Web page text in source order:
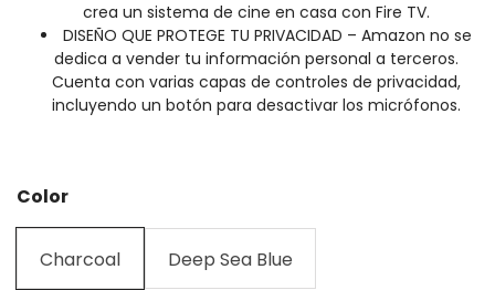
crea un sistema de cine en casa con Fire TV.
DISEÑO QUE PROTEGE TU PRIVACIDAD – Amazon no se
dedica a vender tu información personal a terceros.
Cuenta con varias capas de controles de privacidad,
incluyendo un botón para desactivar los micrófonos.
Color
Charcoal Deep Sea Blue